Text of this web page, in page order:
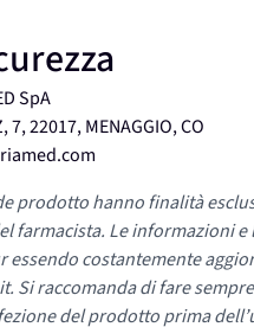
SpA
7, 22017, MENAGGIO, CO
prodotto hanno finalità
farmacista. Le informazioni
essendo costantemente
Si raccomanda di fare
del prodotto prima